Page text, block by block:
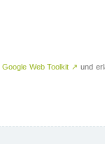
Google Web Toolkit ↗ und